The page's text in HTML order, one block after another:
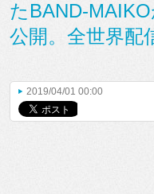
たBAND-
公開。全世界配
2019/04/01 00:00